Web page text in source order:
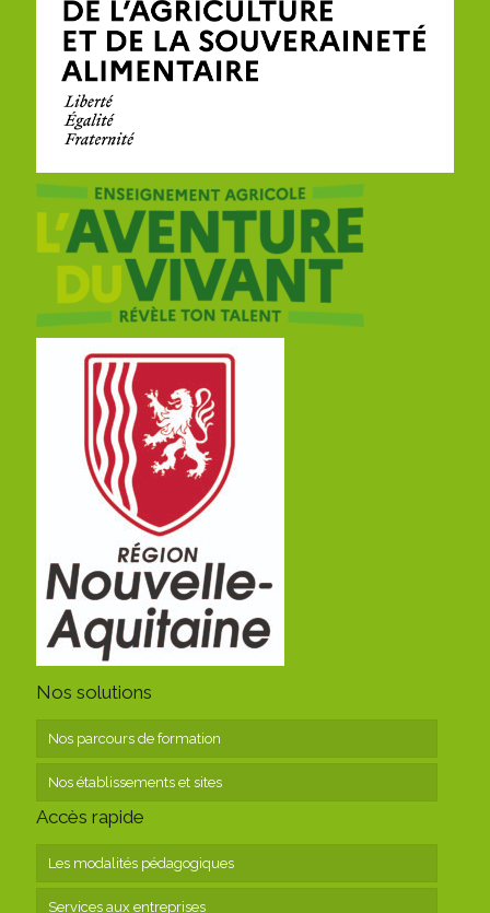
Nos solutions
Nos parcours de formation
Nos établissements et sites
Accès rapide
Les modalités pédagogiques
Services aux entreprises